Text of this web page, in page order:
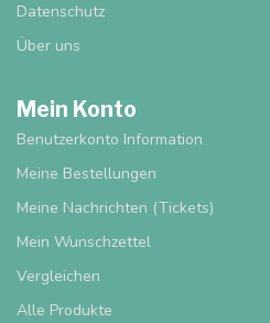
Datenschutz
Über uns
Mein Konto
Benutzerkonto Information
Meine Bestellungen
Meine Nachrichten (Tickets)
Mein Wunschzettel
Vergleichen
Alle Produkte